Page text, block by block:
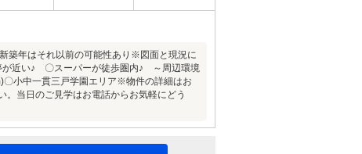
築年はそれ以前の可能性あり※図面と現況に
が近い♪ 〇スーパーが徒歩圏内♪ ～周辺環境
〇小中一貫三戸学園エリア※物件の詳細はお
当日のご見学はお電話からお気軽にどう